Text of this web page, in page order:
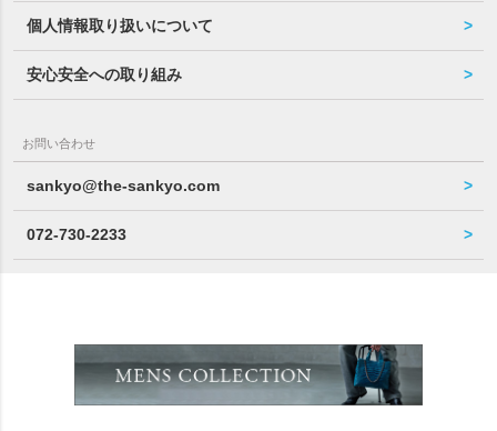
個人情報取り扱いについて
安心安全への取り組み
お問い合わせ
sankyo@the-sankyo.com
072-730-2233